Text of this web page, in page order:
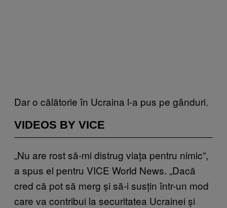
Dar o călătorie în Ucraina l-a pus pe gânduri.
VIDEOS BY VICE
„Nu are rost să-mi distrug viața pentru nimic”,
a spus el pentru VICE World News. „Dacă
cred că pot să merg și să-i susțin într-un mod
care va contribui la securitatea Ucrainei și